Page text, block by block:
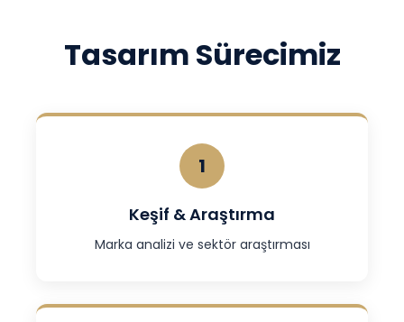
Tasarım Sürecimiz
1
Keşif & Araştırma
Marka analizi ve sektör araştırması